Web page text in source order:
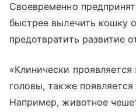
Своевременно
быстрее вылечить кошку
предотвратить развитие
«Клинически
головы, также
Например, животное